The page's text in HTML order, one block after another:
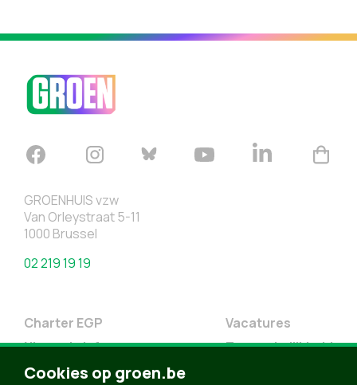
GROENHUIS vzw
Van Orleystraat 5-11
1000 Brussel
02 219 19 19
Charter EGP
Nieuwsbrief
Doe Mee
Vacatures
Toegankelijkheid
Cookies op groen.be